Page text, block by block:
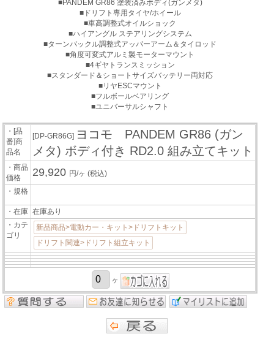
■PANDEM GR86 塗装済みボディ(ガンメタ)
■ドリフト専用タイヤ/ホイール
■車高調整式オイルショック
■ハイアングル ステアリングシステム
■ターンバックル調整式アッパーアーム＆タイロッド
■角度可変式アルミ製モーターマウント
■4ギヤトランスミッション
■スタンダード＆ショートサイズバッテリー両対応
■リヤESCマウント
■フルボールベアリング
■ユニバーサルシャフト
・[品
番]商
品名
[DP-GR86G] ヨコモ PANDEM GR86 (ガン
メタ) ボディ付き RD2.0 組み立てキット
・商品
価格
29,920 円/ヶ(税込)
・規格
・在庫 在庫あり
・カテ
ゴリ
新品商品>電動カー・キット>ドリフトキット
ドリフト関連>ドリフト組立キット
ヶ